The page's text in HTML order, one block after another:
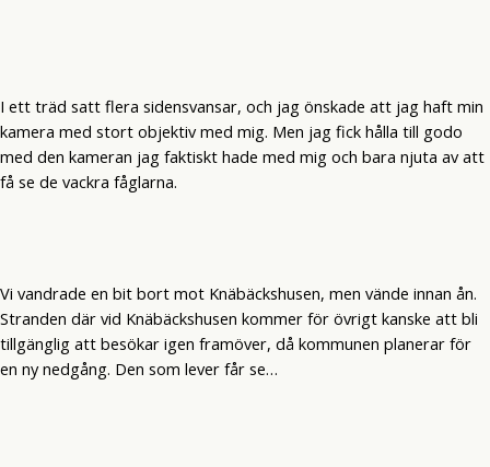
I ett träd satt flera sidensvansar, och jag önskade att jag haft min
kamera med stort objektiv med mig. Men jag fick hålla till godo
med den kameran jag faktiskt hade med mig och bara njuta av att
få se de vackra fåglarna.
Vi vandrade en bit bort mot Knäbäckshusen, men vände innan ån.
Stranden där vid Knäbäckshusen kommer för övrigt kanske att bli
tillgänglig att besökar igen framöver, då kommunen planerar för
en ny nedgång. Den som lever får se…